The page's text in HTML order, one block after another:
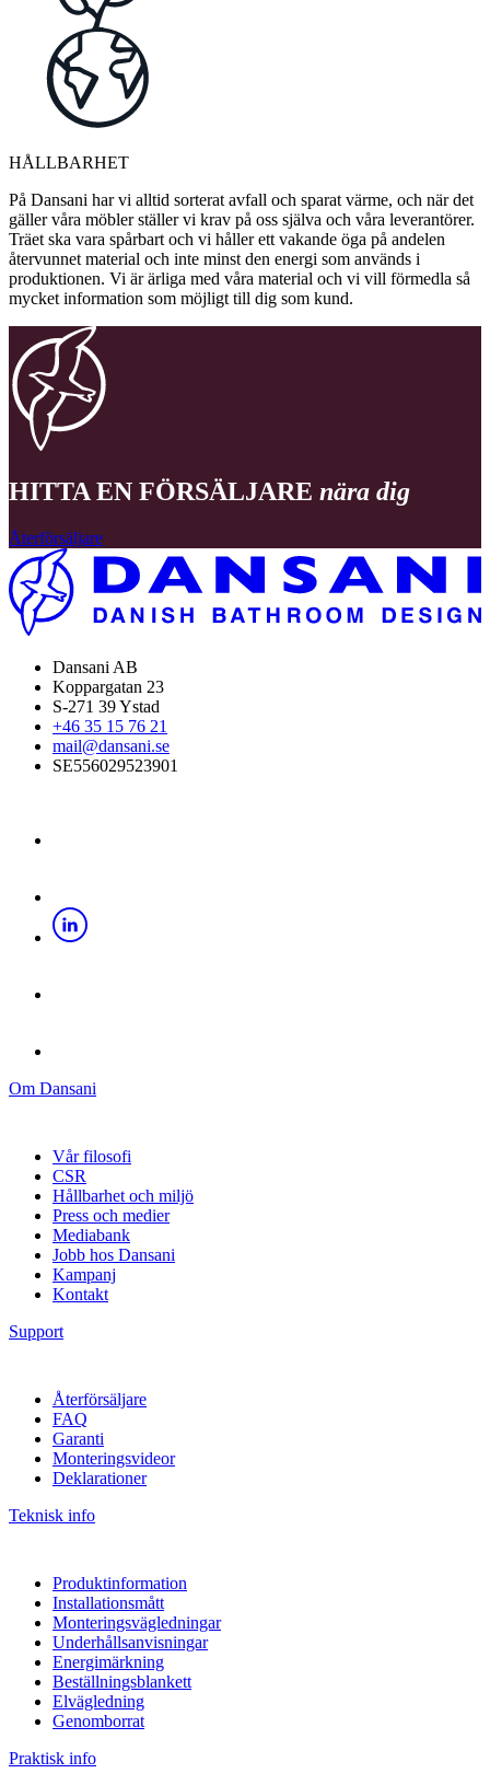
HÅLLBARHET
På Dansani har vi alltid sorterat avfall och sparat värme, och när det
gäller våra möbler ställer vi krav på oss själva och våra leverantörer.
Träet ska vara spårbart och vi håller ett vakande öga på andelen
återvunnet material och inte minst den energi som används i
produktionen. Vi är ärliga med våra material och vi vill förmedla så
mycket information som möjligt till dig som kund.
HITTA EN FÖRSÄLJARE nära dig
Återförsäljare
Dansani AB
Koppargatan 23
S-271 39 Ystad
+46 35 15 76 21
mail@dansani.se
SE556029523901
Om Dansani
Vår filosofi
CSR
Hållbarhet och miljö
Press och medier
Mediabank
Jobb hos Dansani
Kampanj
Kontakt
Support
Återförsäljare
FAQ
Garanti
Monteringsvideor
Deklarationer
Teknisk info
Produktinformation
Installationsmått
Monteringsvägledningar
Underhållsanvisningar
Energimärkning
Beställningsblankett
Elvägledning
Genomborrat
Praktisk info